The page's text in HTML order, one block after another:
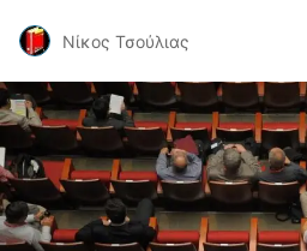
Νίκος Τσούλιας